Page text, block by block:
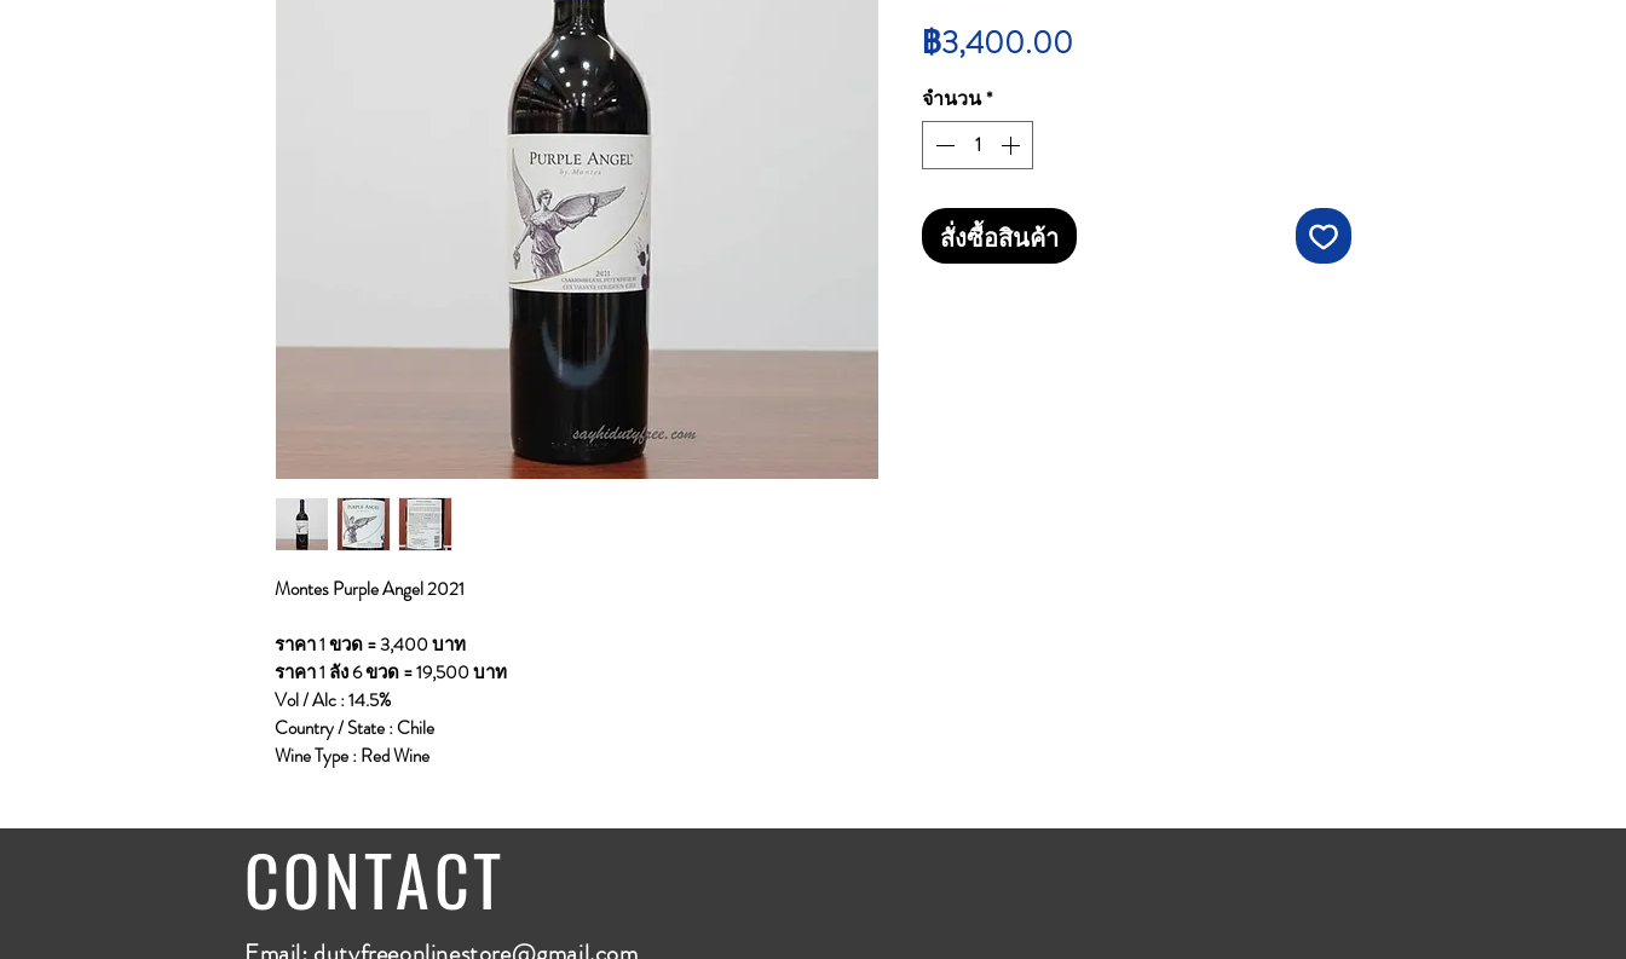
Montes Purple Angel 2021
ราคา 1 ขวด = 3,400 บาท
ราคา 1 ลัง 6 ขวด = 19,500 บาท
Vol / Alc : 14.5%
Country / State : Chile
Wine Type : Red Wine
฿3,400.00
จำนวน*
สั่งซื้อสินค้า
CONTACT